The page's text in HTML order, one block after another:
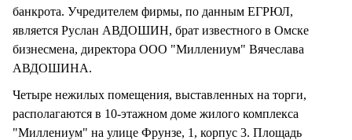
банкрота. Учредителем фирмы, по данным ЕГРЮЛ,
является Руслан АВДОШИН, брат известного в Омске
бизнесмена, директора ООО "Миллениум" Вячеслава
АВДОШИНА.
Четыре нежилых помещения, выставленных на торги,
располагаются в 10-этажном доме жилого комплекса
"Миллениум" на улице Фрунзе, 1, корпус 3. Площадь